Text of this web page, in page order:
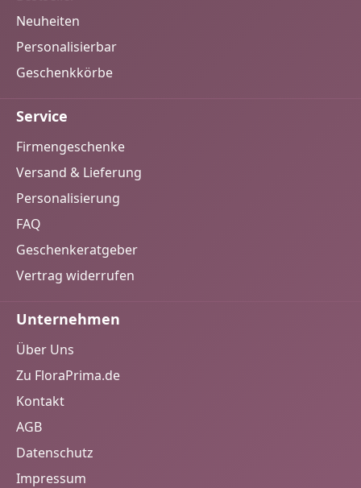
Neuheiten
Personalisierbar
Geschenkkörbe
Service
Firmengeschenke
Versand & Lieferung
Personalisierung
FAQ
Geschenkeratgeber
Vertrag widerrufen
Unternehmen
Über Uns
Zu FloraPrima.de
Kontakt
AGB
Datenschutz
Impressum